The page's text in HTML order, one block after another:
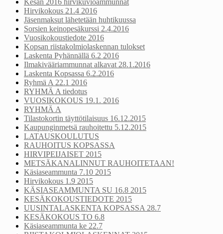
Hirvikokous 21.4 2016
Jäsenmaksut lähetetään huhtikuussa
Sorsien keinopesäkurssi 2.4.2016
Vuosikokoustiedote 2016
Kopsan riistakolmiolaskennan tulokset
Laskenta Pyhännällä 6.2 2016
Ilmakivääriammunnat alkavat 28.1.2016
Laskenta Kopsassa 6.2.2016
Ryhmä A 22.1 2016
RYHMÄ A tiedotus
VUOSIKOKOUS 19.1. 2016
RYHMÄ A
Tilastokortin täyttötilaisuus 16.12.2015
Kaupunginmetsä rauhoitettu 5.12.2015
LATAUSKOULUTUS
RAUHOITUS KOPSASSA
HIRVIPEIJAISET 2015
METSÄKANALINNUT RAUHOITETAAN!
Käsiaseammunta 7.10 2015
Hirvikokous 1.9 2015
KÄSIASEAMMUNTA SU 16.8 2015
KESÄKOKOUSTIEDOTE 2015
UUSINTALASKENTA KOPSASSA 28.7
KESÄKOKOUS TO 6.8
Käsiaseammunta ke 22.7